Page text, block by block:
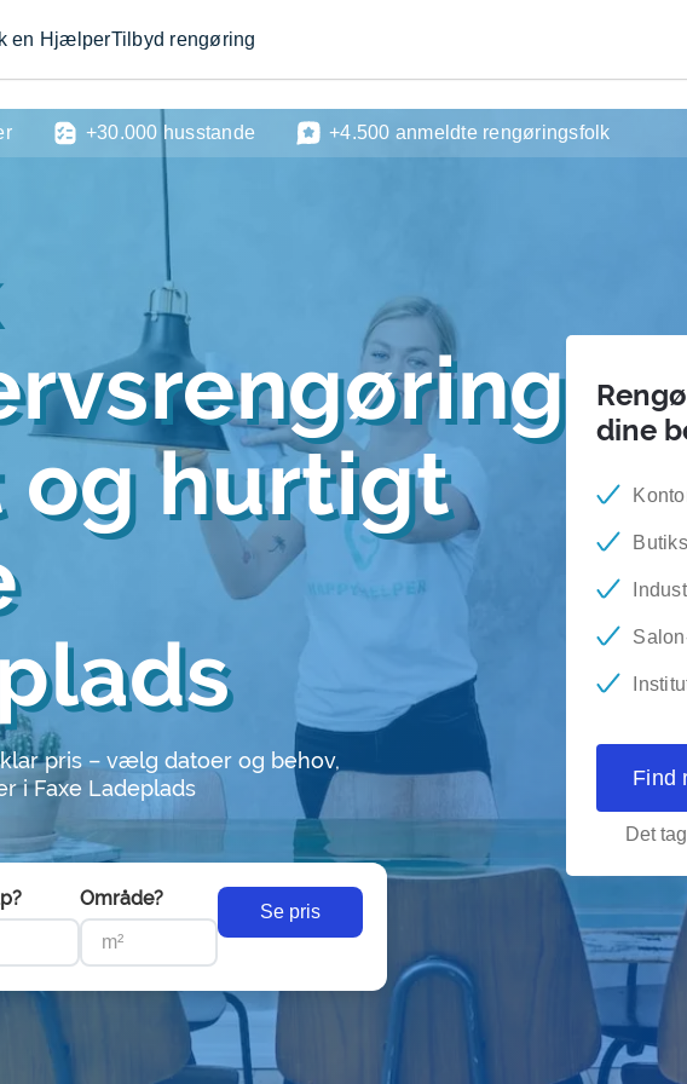
en HjælperTilbyd rengøring
og hurtigt
pris – vælg datoer og behov,
i Faxe Ladeplads
Område?
Se pris
dine
Find
Det
+30.000 husstande +4.500 anmeldte rengøringsfolk